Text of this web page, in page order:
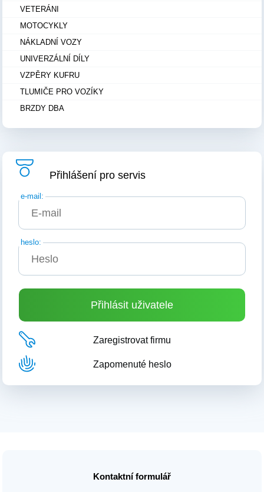
VETERÁNI
MOTOCYKLY
NÁKLADNÍ VOZY
UNIVERZÁLNÍ DÍLY
VZPĚRY KUFRU
TLUMIČE PRO VOZÍKY
BRZDY DBA
Přihlášení pro servis
e-mail:
heslo:
Zaregistrovat firmu
Zapomenuté heslo
Kontaktní formulář